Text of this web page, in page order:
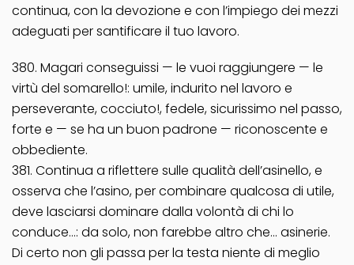
continua, con la devozione e con l’impiego dei mezzi
adeguati per santificare il tuo lavoro.
380. Magari conseguissi — le vuoi raggiungere — le
virtù del somarello!: umile, indurito nel lavoro e
perseverante, cocciuto!, fedele, sicurissimo nel passo,
forte e — se ha un buon padrone — riconoscente e
obbediente.
381. Continua a riflettere sulle qualità dell’asinello, e
osserva che l’asino, per combinare qualcosa di utile,
deve lasciarsi dominare dalla volontà di chi lo
conduce…: da solo, non farebbe altro che… asinerie.
Di certo non gli passa per la testa niente di meglio